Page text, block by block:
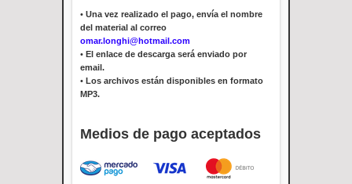
• Una vez realizado el pago, envía el nombre
del material al correo
omar.longhi@hotmail.com
• El enlace de descarga será enviado por
email.
• Los archivos están disponibles en formato
MP3.
Medios de pago aceptados